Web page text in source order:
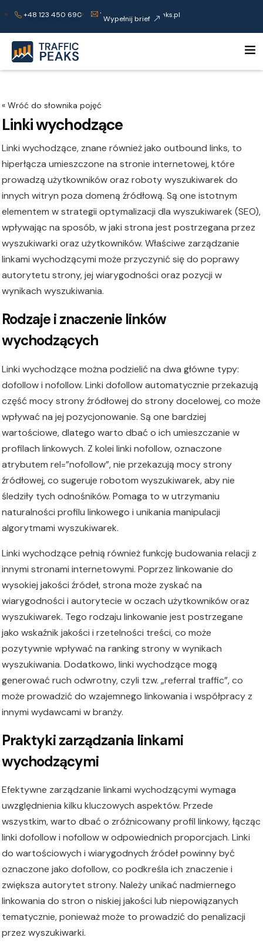
+48 123 450 690 kontakt@trafficpeaks.pl
Wypełnij brief
Linki wychodzące
Linki wychodzące, znane również jako outbound links, to
hiperłącza umieszczone na stronie internetowej, które
prowadzą użytkowników oraz roboty wyszukiwarek do
innych witryn poza domeną źródłową. Są one istotnym
elementem w strategii optymalizacji dla wyszukiwarek (SEO),
wpływając na sposób, w jaki strona jest postrzegana przez
wyszukiwarki oraz użytkowników. Właściwe zarządzanie
linkami wychodzącymi może przyczynić się do poprawy
autorytetu strony, jej wiarygodności oraz pozycji w
wynikach wyszukiwania.
Rodzaje i znaczenie linków
wychodzących
Linki wychodzące można podzielić na dwa główne typy:
dofollow i nofollow. Linki dofollow automatycznie przekazują
część mocy strony źródłowej do strony docelowej, co może
wpływać na jej pozycjonowanie. Są one bardziej
wartościowe, dlatego warto dbać o ich umieszczanie w
profilach linkowych. Z kolei linki nofollow, oznaczone
atrybutem rel=”nofollow”, nie przekazują mocy strony
źródłowej, co sugeruje robotom wyszukiwarek, aby nie
śledziły tych odnośników. Pomaga to w utrzymaniu
naturalności profilu linkowego i unikania manipulacji
algorytmami wyszukiwarek.
Linki wychodzące pełnią również funkcję budowania relacji z
innymi stronami internetowymi. Poprzez linkowanie do
wysokiej jakości źródeł, strona może zyskać na
wiarygodności i autorytecie w oczach użytkowników oraz
wyszukiwarek. Tego rodzaju linkowanie jest postrzegane
jako wskaźnik jakości i rzetelności treści, co może
pozytywnie wpływać na ranking strony w wynikach
wyszukiwania. Dodatkowo, linki wychodzące mogą
generować ruch odwrotny, czyli tzw. „referral traffic”, co
może prowadzić do wzajemnego linkowania i współpracy z
innymi wydawcami w branży.
Praktyki zarządzania linkami
wychodzącymi
Efektywne zarządzanie linkami wychodzącymi wymaga
uwzględnienia kilku kluczowych aspektów. Przede
wszystkim, warto dbać o zróżnicowany profil linkowy, łącząc
linki dofollow i nofollow w odpowiednich proporcjach. Linki
do wartościowych i wiarygodnych źródeł powinny być
oznaczone jako dofollow, co podkreśla ich znaczenie i
zwiększa autorytet strony. Należy unikać nadmiernego
linkowania do stron o niskiej jakości lub niepowiązanych
tematycznie, ponieważ może to prowadzić do penalizacji
przez wyszukiwarki.